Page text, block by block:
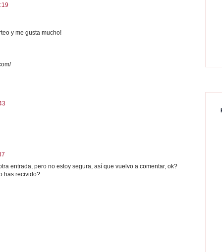
y me gusta mucho!
entrada, pero no estoy segura, así que vuelvo a comentar, ok?
has recivido?